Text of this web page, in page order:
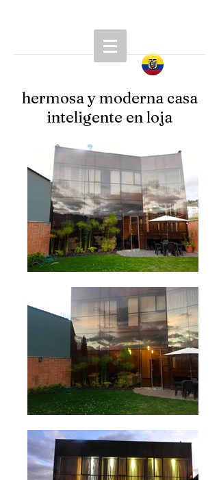
hermosa y moderna casa
inteligente en loja